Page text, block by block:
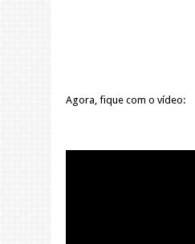
Agora, fique com o vídeo: